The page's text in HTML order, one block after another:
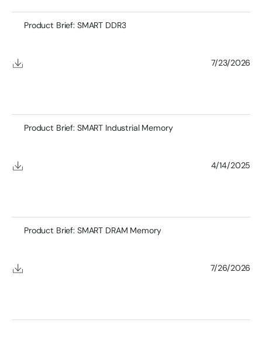
Product Brief: SMART DDR3
7/23/2026
Product Brief: SMART Industrial Memory
4/14/2025
Product Brief: SMART DRAM Memory
7/26/2026